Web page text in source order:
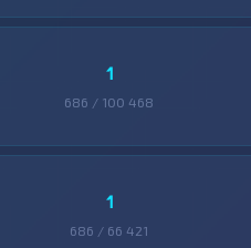
1
686 / 100 468
1
686 / 66 421